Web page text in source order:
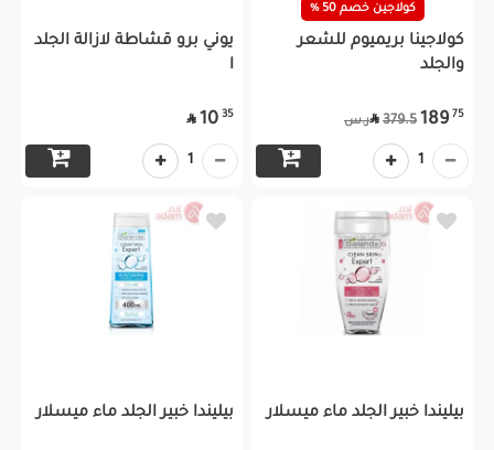
كولاجين خصم 50 %
كولاجينا بريميوم للشعر
والجلد
75
189
 379.5 ر.س
1
يوني برو قشاطة لازالة الجلد
ا
35
10

1
بيليندا خبير الجلد ماء ميسلار بيليندا خبير الجلد ماء ميسلار